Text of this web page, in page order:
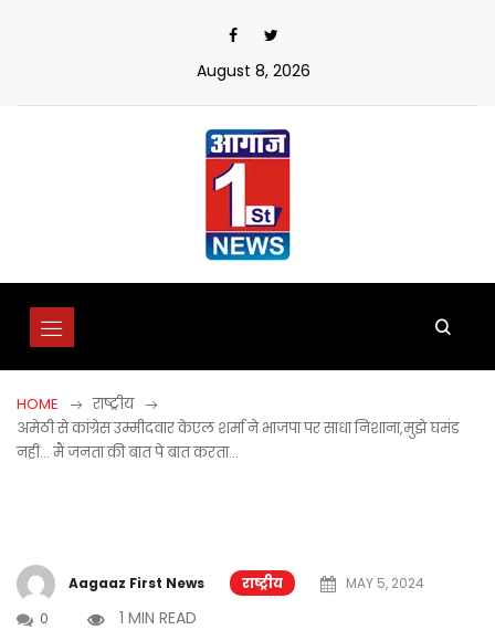
August 8, 2026
HOME
राष्ट्रीय
अमेठी से कांग्रेस उम्मीदवार केएल शर्मा ने भाजपा पर साधा निशाना,मुझे घमंड
नहीं… मैं जनता की बात पे बात करता…
Aagaaz First News राष्ट्रीय
MAY 5, 2024
0
1 MIN READ